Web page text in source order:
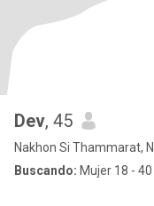
Dev, 45
Nakhon Si Thammarat,
Buscando: Mujer 18 - 40